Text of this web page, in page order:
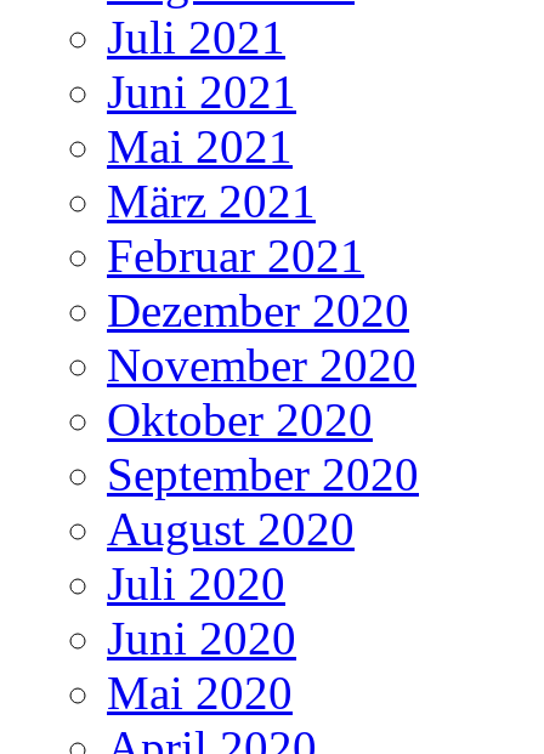
Juli 2021
Juni 2021
Mai 2021
März 2021
Februar 2021
Dezember 2020
November 2020
Oktober 2020
September 2020
August 2020
Juli 2020
Juni 2020
Mai 2020